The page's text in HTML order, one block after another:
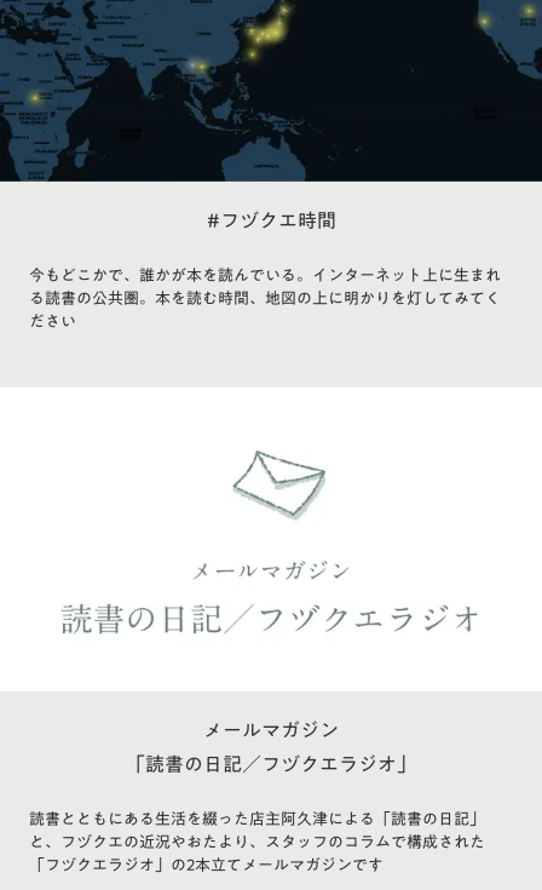
#フヅクエ時間
今もどこかで、誰かが本を読んでいる。インターネット上に生まれ
る読書の公共圏。本を読む時間、地図の上に明かりを灯してみてく
ださい
メールマガジン
「読書の日記／フヅクエラジオ」
読書とともにある生活を綴った店主阿久津による「読書の日記」
と、フヅクエの近況やおたより、スタッフのコラムで構成された
「フヅクエラジオ」の2本立てメールマガジンです